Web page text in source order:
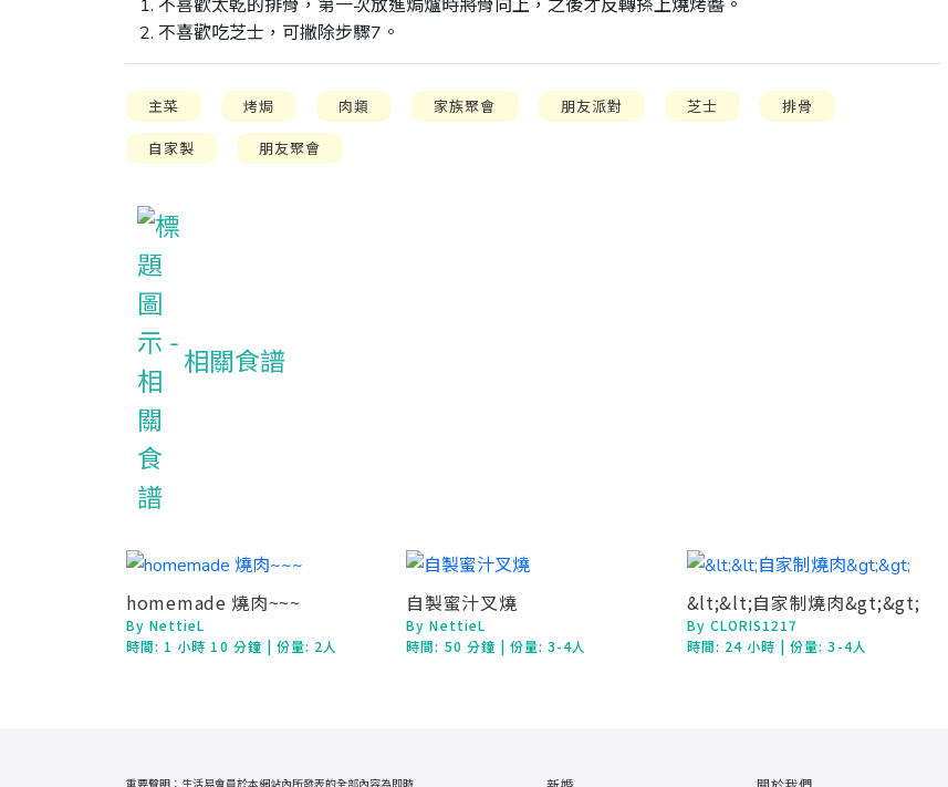
1. 不喜歡太乾的排骨，第一次放進焗爐時將骨向上，之後才反轉搽上燒烤醬。
2. 不喜歡吃芝士，可撇除步驟7。
主菜 烤焗 肉類 家族聚會 朋友派對 芝士 排骨
自家製 朋友聚會
相關食譜
homemade 燒肉~~~
By NettieL
時間: 1 小時 10 分鐘 | 份量: 2人
自製蜜汁叉燒
By NettieL
時間: 50 分鐘 | 份量: 3-4人
&lt;&lt;自家制燒肉&gt;&gt;
By CLORIS1217
時間: 24 小時 | 份量: 3-4人
重要聲明：生活易會員於本網站內所發表的全部內容為即時